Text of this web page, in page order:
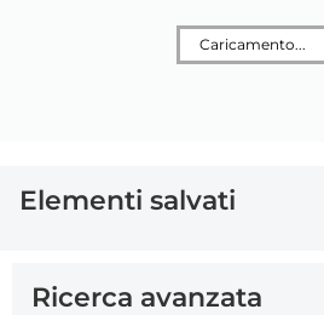
Caricamento...
Elementi salvati
Ricerca avanzata